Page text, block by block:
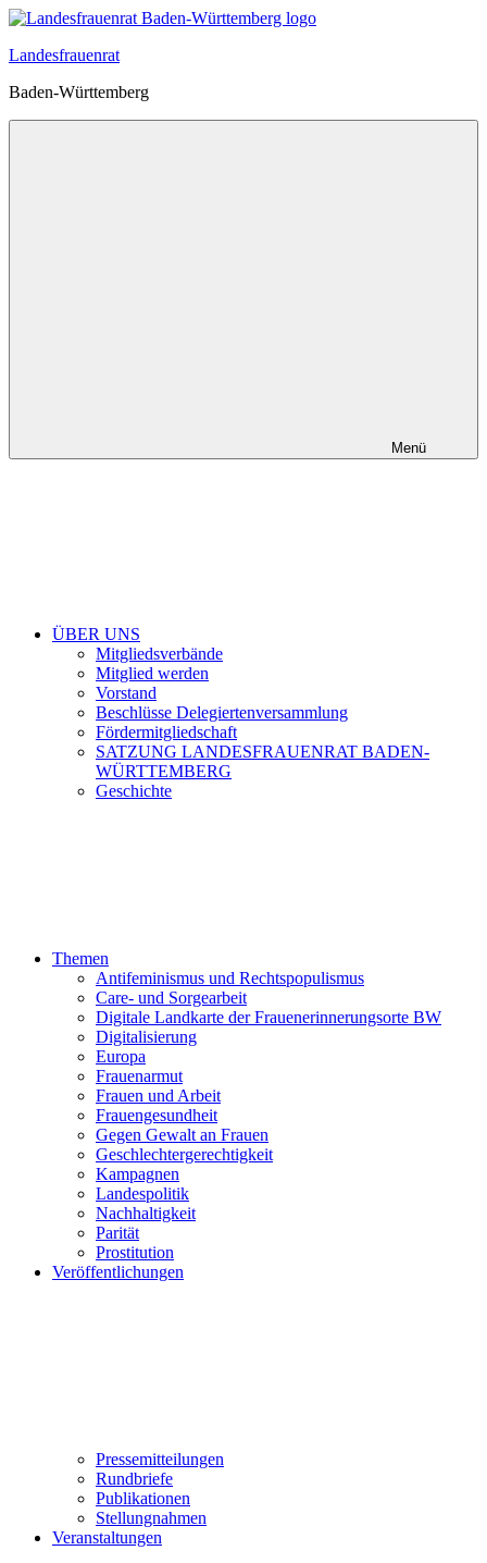
Zum
springen
Landesfrauenrat
Baden-Württemberg
Menü
ÜBER UNS
Mitgliedsverbände
Mitglied werden
Vorstand
Beschlüsse Delegiertenversammlung
Fördermitgliedschaft
SATZUNG LANDESFRAUENRAT BADEN-
WÜRTTEMBERG
Geschichte
Themen
Antifeminismus und Rechtspopulismus
Care- und Sorgearbeit
Digitale Landkarte der Frauenerinnerungsorte BW
Digitalisierung
Europa
Frauenarmut
Frauen und Arbeit
Frauengesundheit
Gegen Gewalt an Frauen
Geschlechtergerechtigkeit
Kampagnen
Landespolitik
Nachhaltigkeit
Parität
Prostitution
Veröffentlichungen
Pressemitteilungen
Rundbriefe
Publikationen
Stellungnahmen
Veranstaltungen